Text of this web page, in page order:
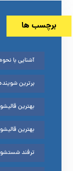
برچسب ها
آشنایی با
برترین
بهترین
بهترین
ترفند